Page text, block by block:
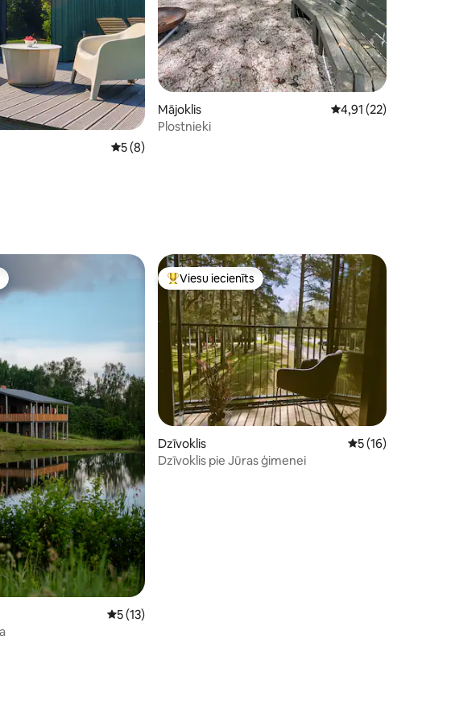
Vidējais vērtējums: 5 no 5, atsauksmju skaits: 8
5 (8)
Mājoklis Vidējais vērtējums:
4,91 (22)
Plostnieki
atsauksmju skaits: 18
Vidējais vērtējums: 5 no 5, atsauksmju skaits: 13
5 (13)
Populārs viesu iecienīts mājoklis
Viesu iecienīts
Dzīvoklis Vidējais
5 (16)
Dzīvoklis pie Jūras ģimenei